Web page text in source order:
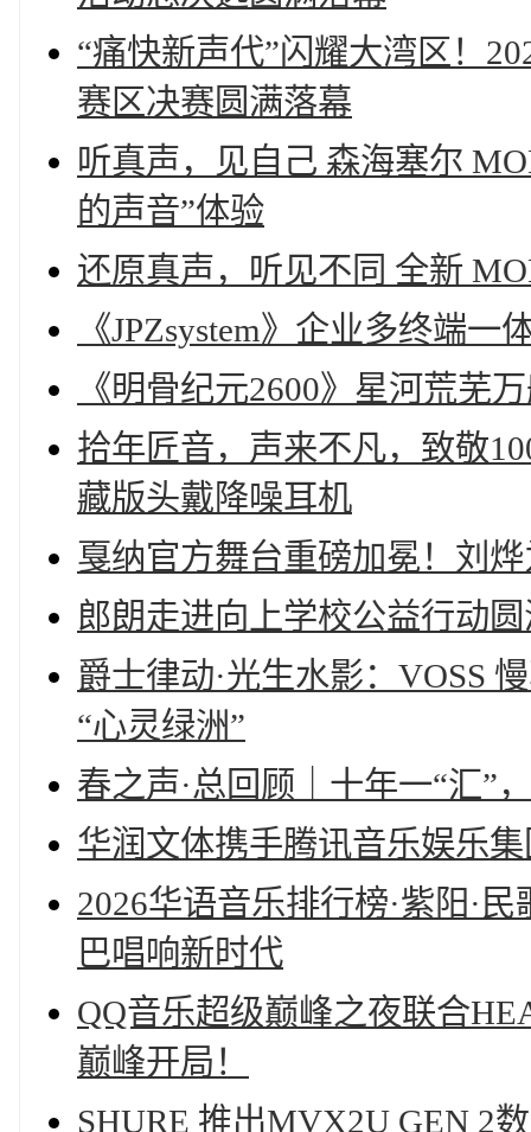
“痛快新声代”闪耀大湾区！
赛区决赛圆满落幕
听真声，见自己 森海塞尔
的声音”体验
还原真声，听见不同 全新
《JPZsystem》企业多终端一
《明骨纪元2600》星河荒芜
拾年匠音，声来不凡，致敬
藏版头戴降噪耳机
戛纳官方舞台重磅加冕！刘
郎朗走进向上学校公益行动
爵士律动·光生水影：VOSS
“心灵绿洲”
春之声·总回顾｜十年一“汇”
华润文体携手腾讯音乐娱乐
2026华语音乐排行榜·紫阳·
巴唱响新时代
QQ音乐超级巅峰之夜联合
巅峰开局！
SHURE 推出MVX2U GEN 2